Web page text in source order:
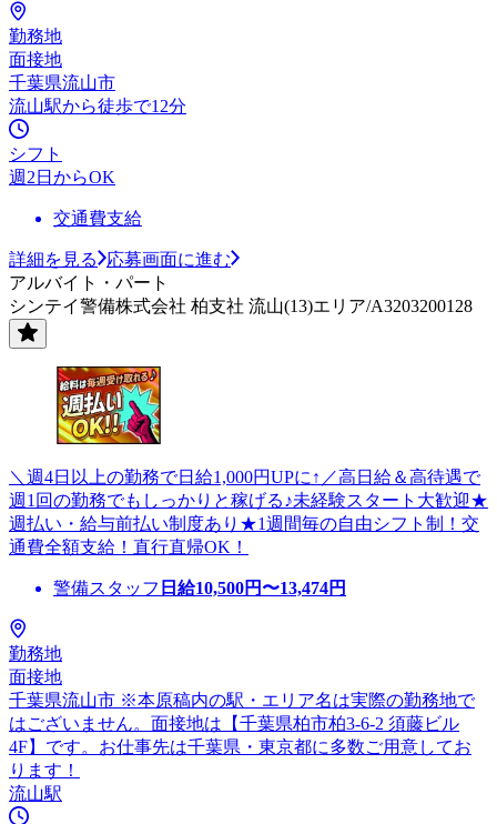
勤務地
面接地
千葉県流山市
流山駅から徒歩で12分
シフト
週2日からOK
交通費支給
詳細を見る
応募画面に進む
アルバイト・パート
シンテイ警備株式会社 柏支社 流山(13)エリア/A3203200128
＼週4日以上の勤務で日給1,000円UPに↑／高日給＆高待遇で
週1回の勤務でもしっかりと稼げる♪未経験スタート大歓迎★
週払い・給与前払い制度あり★1週間毎の自由シフト制！交
通費全額支給！直行直帰OK！
警備スタッフ 日給10,500円〜13,474円
勤務地
面接地
千葉県流山市 ※本原稿内の駅・エリア名は実際の勤務地で
はございません。面接地は【千葉県柏市柏3-6-2 須藤ビル
4F】です。お仕事先は千葉県・東京都に多数ご用意してお
ります！
流山駅